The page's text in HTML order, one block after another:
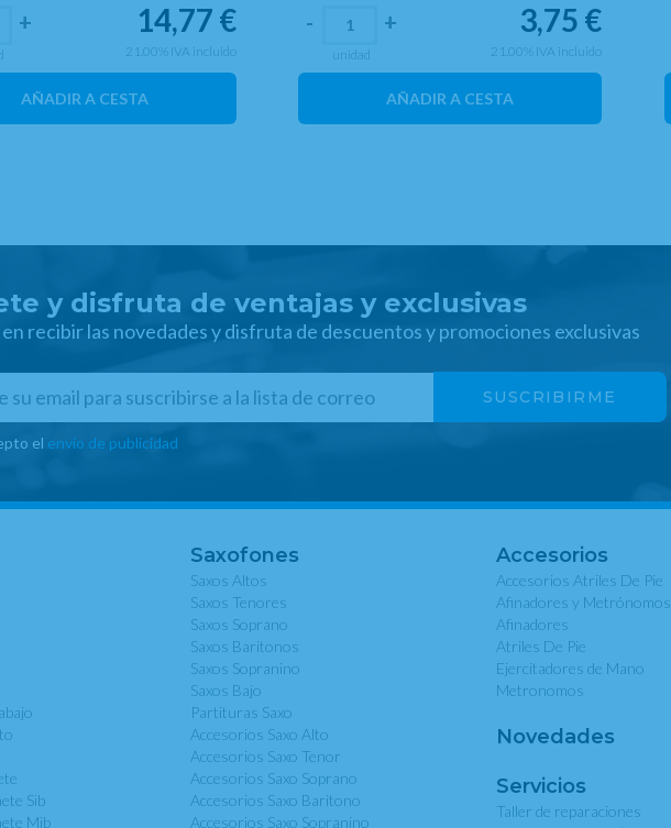
14,77 €
21.00% IVA incluido
+
AÑADIR A CESTA
3,75 €
21.00% IVA incluido
- +
unidad
AÑADIR A CESTA
y disfruta de ventajas y exclusivas
recibir las novedades y disfruta de descuentos y promociones exclusivas
el envío de publicidad
Sib
Mib
Saxofones
Saxos Altos
Saxos Tenores
Saxos Soprano
Saxos Baritonos
Saxos Sopranino
Saxos Bajo
Partituras Saxo
Accesorios Saxo Alto
Accesorios Saxo Tenor
Accesorios Saxo Soprano
Accesorios Saxo Baritono
Accesorios Saxo Sopranino
Accesorios
Accesorios Atriles De Pie
Afinadores y Metrónomos
Afinadores
Atriles De Pie
Ejercitadores de Mano
Metronomos
Novedades
Servicios
Taller de reparaciones